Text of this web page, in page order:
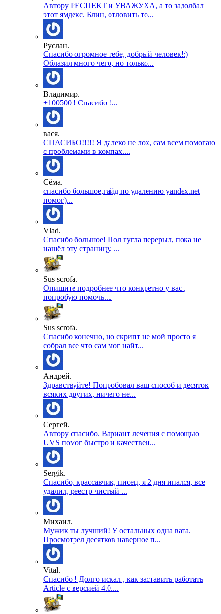
Автору РЕСПЕКТ и УВАЖУХА, а то задолбал
этот ямдекс. Блин, отловить то...
Руслан.
Спасибо огромное тебе, добрый человек!:)
Облазил много чего, но только...
Владимир.
+100500 ! Спасибо !...
вася.
СПАСИБО!!!!! Я далеко не лох, сам всем помогаю
с проблемами в компах....
Сёма.
спасибо большое,гайд по удалению yandex.net
помог)...
Vlad.
Спасибо большое! Пол гугла перерыл, пока не
нашёл эту страницу. ...
Sus scrofa.
Опишите подробнее что конкретно у вас ,
попробую помочь....
Sus scrofa.
Спасибо конечно, но скрипт не мой просто я
собрал все что сам мог найт...
Андрей.
Здравствуйте! Попробовал ваш способ и десяток
всяких других, ничего не...
Сергей.
Автору спасибо. Вариант лечения с помощью
UVS помог быстро и качествен...
Sergik.
Спасибо, крассавчик, писец, я 2 дня ипался, все
удалил, реестр чистый ...
Михаил.
Мужик ты лучший! У остальных одна вата.
Просмотрел десятков наверное п...
Vital.
Спасибо ! Долго искал , как заставить работать
Article с версией 4.0....